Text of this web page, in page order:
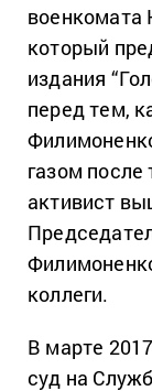
военкомата
который
издания
перед тем,
газом после
активист
коллеги.
В марте
суд на